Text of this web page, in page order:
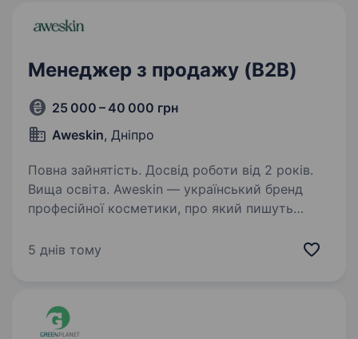
Менеджер з продажу (B2B)
25 000 – 40 000 грн
Aweskin, Дніпро
Повна зайнятість. Досвід роботи від 2 років.
Вища освіта. Aweskin — український бренд
професійної косметики, про який пишуть
має сотні позитивних відгуків від косметологів
5 днів тому